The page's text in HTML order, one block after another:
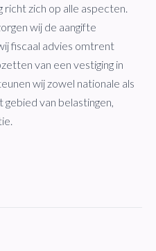
zich op alle aspecten.
wij de aangifte
fiscaal advies omtrent
van een vestiging in
wij zowel nationale als
van belastingen,